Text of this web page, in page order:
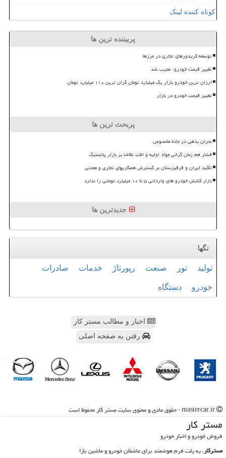
کوتاه کننده لینک
پربیننده ترین ها
توسعه کریدورهای تجاری در مرزها
تغییر قیمت خودرو، عجیب شد
ارزان ترین خودرو بازار یک میلیارد تومان گران ترین ۱۱۰ میلیارد تومان
تغییر قیمت خودرو در بازار
پربحث ترین ها
بحران بدهی در جاده مخصوص
فشار هم زمان گرانی مواد اولیه و افت تقاضا بر بازار پلاستیک
تأکید ایران و قرقیزستان بر گسترش همکاریهای تجاری و معدنی
بازار کشش خودرو های وارداتی ۵ تا ۱۰ میلیارد تومانی را ندارد
جدیدترین ها
تگها
تولید تور صنعت رپورتاژ خدمات صادرات
خودرو دستگاه
اخبار و مطالب مستر کار
رفتن به صفحه اصلی
مستر كار
فروش خودرو و اخبار خودرو
مسترکار، یه پلت فرم هوشمند برای عاشقان خودرو و ماشین بازا